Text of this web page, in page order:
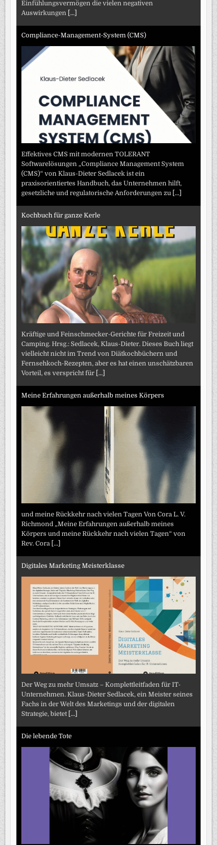
Einfühlungsvermögen die vielen negativen
Auswirkungen
[...]
Compliance-Management-System (CMS)
Effektives CMS mit modernen TOLERANT
Softwarelösungen „Compliance Management System
(CMS)“ von Klaus-Dieter Sedlacek ist ein
praxisorientiertes Handbuch, das Unternehmen hilft,
gesetzliche und regulatorische Anforderungen zu
[...]
Kochbuch für ganze Kerle
Kräftige und Feinschmecker-Gerichte für Freizeit und
Camping. Hrsg.: Sedlacek, Klaus-Dieter. Dieses Buch liegt
vielleicht nicht im Trend von Diätkochbüchern und
Fernsehkoch-Rezepten, aber es hat einen unschätzbaren
Vorteil, es verspricht für [...]
Meine Erfahrungen außerhalb meines Körpers
und meine Rückkehr nach vielen Tagen Von Cora L. V.
Richmond „Meine Erfahrungen außerhalb meines
Körpers und meine Rückkehr nach vielen Tagen“ von
Rev. Cora
[...]
Digitales Marketing Meisterklasse
Der Weg zu mehr Umsatz – Komplettleitfaden für IT-
Unternehmen. Klaus-Dieter Sedlacek, ein Meister seines
Fachs in der Welt des Marketings und der digitalen
Strategie, bietet [...]
Die lebende Tote